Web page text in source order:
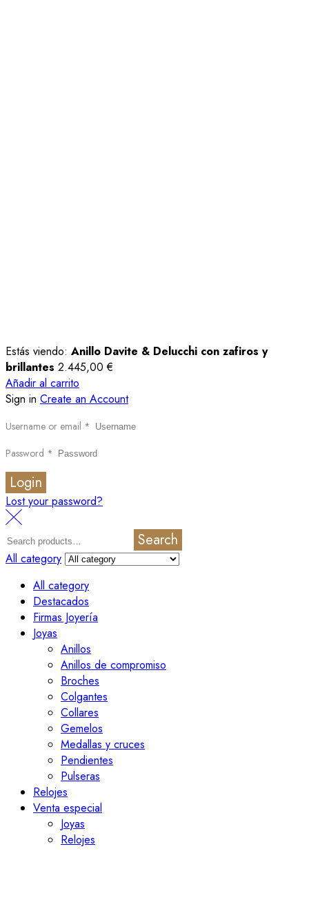
Estás viendo: Anillo Davite & Delucchi con zafiros y
brillantes 2.445,00€
Añadir al carrito
Sign in Create an Account
Username or email *
Password *
Login
Lost your password?
Search
All category
All category
Destacados
Firmas Joyería
Joyas
Anillos
Anillos de compromiso
Broches
Colgantes
Collares
Gemelos
Medallas y cruces
Pendientes
Pulseras
Relojes
Venta especial
Joyas
Relojes